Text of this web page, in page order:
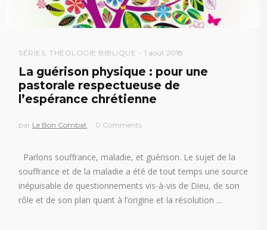
SÉRIES,THÉOLOGIE BIBLIQUE 1 août 2018
La guérison physique : pour une
pastorale respectueuse de
l’espérance chrétienne
par Le Bon Combat 0 Comments
Parlons souffrance, maladie, et guérison. Le sujet de la
souffrance et de la maladie a été de tout temps une source
inépuisable de questionnements vis-à-vis de Dieu, de son
rôle et de son plan quant à l’origine et la résolution